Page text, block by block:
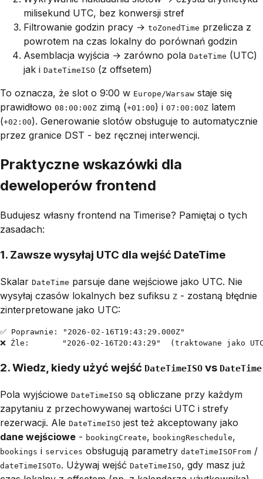
milisekund UTC, bez konwersji stref
Filtrowanie godzin pracy → toZonedTime przelicza z
powrotem na czas lokalny do porównań godzin
Asemblacja wyjścia → zarówno pola DateTime (UTC)
jak i DateTimeISO (z offsetem)
To oznacza, że slot o 9:00 w Europe/Warsaw staje się
prawidłowo 08:00:00Z zimą (+01:00) i 07:00:00Z latem
(+02:00). Generowanie slotów obsługuje to automatycznie
przez granice DST - bez ręcznej interwencji.
Praktyczne wskazówki dla
deweloperów frontend
Budujesz własny frontend na Timerise? Pamiętaj o tych
zasadach:
1. Zawsze wysyłaj UTC dla wejść DateTime
Skalar DateTime parsuje dane wejściowe jako UTC. Nie
wysyłaj czasów lokalnych bez sufiksu Z - zostaną błędnie
zinterpretowane jako UTC:
✅ Poprawnie: "2026-02-16T19:43:29.000Z"
❌ Źle:       "2026-02-16T20:43:29"  (traktowane jako
2. Wiedz, kiedy użyć wejść DateTimeISO vs DateTime
Pola wyjściowe DateTimeISO są obliczane przy każdym
zapytaniu z przechowywanej wartości UTC i strefy
rezerwacji. Ale DateTimeISO jest też akceptowany jako
dane wejściowe - bookingCreate, bookingReschedule,
bookings i services obsługują parametry dateTimeISOFrom /
dateTimeISOTo. Używaj wejść DateTimeISO, gdy masz już